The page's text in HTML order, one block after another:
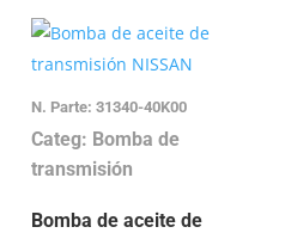
N. Parte: 31340-40K00
Categ: Bomba de
transmisión
Bomba de aceite de